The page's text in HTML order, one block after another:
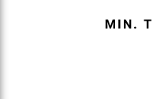
MIN.